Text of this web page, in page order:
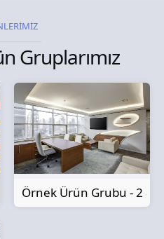
Gruplarımız
Örnek Ürün Grubu - 2